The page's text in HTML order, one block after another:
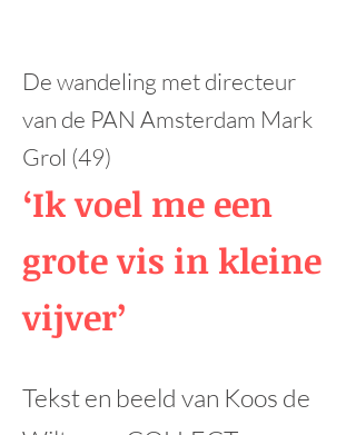
De wandeling met directeur
van de PAN Amsterdam Mark
Grol (49)
‘Ik voel me een
grote vis in kleine
vijver’
Tekst en beeld van Koos de